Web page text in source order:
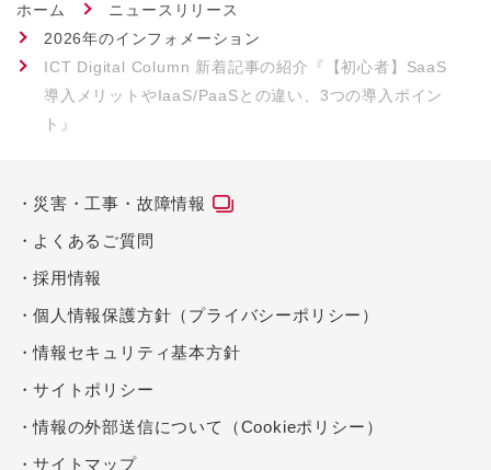
ホーム
ニュースリリース
2026年のインフォメーション
ICT Digital Column 新着記事の紹介『【初心者】SaaS
導入メリットやIaaS/PaaSとの違い、3つの導入ポイン
ト』
災害・工事・故障情報
よくあるご質問
採用情報
個人情報保護方針（プライバシーポリシー）
情報セキュリティ基本方針
サイトポリシー
情報の外部送信について（Cookieポリシー）
サイトマップ